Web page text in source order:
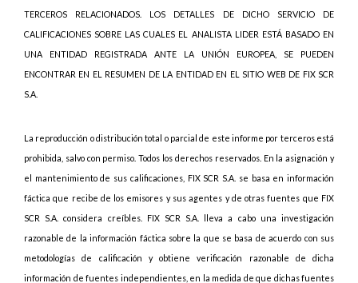
TERCEROS RELACIONADOS. LOS DETALLES DE DICHO SERVICIO DE
CALIFICACIONES SOBRE LAS CUALES EL ANALISTA LIDER ESTÁ BASADO EN
UNA ENTIDAD REGISTRADA ANTE LA UNIÓN EUROPEA, SE PUEDEN
ENCONTRAR EN EL RESUMEN DE LA ENTIDAD EN EL SITIO WEB DE FIX SCR
S.A.
La reproducción o distribución total o parcial de este informe por terceros está
prohibida, salvo con permiso. Todos los derechos reservados. En la asignación y
el mantenimiento de sus calificaciones, FIX SCR S.A. se basa en información
fáctica que recibe de los emisores y sus agentes y de otras fuentes que FIX
SCR S.A. considera creíbles. FIX SCR S.A. lleva a cabo una investigación
razonable de la información fáctica sobre la que se basa de acuerdo con sus
metodologías de calificación y obtiene verificación razonable de dicha
información de fuentes independientes, en la medida de que dichas fuentes